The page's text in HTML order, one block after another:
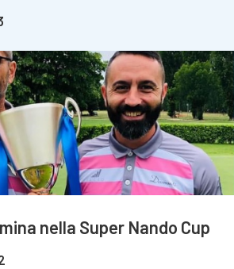
nella Super Nando Cup